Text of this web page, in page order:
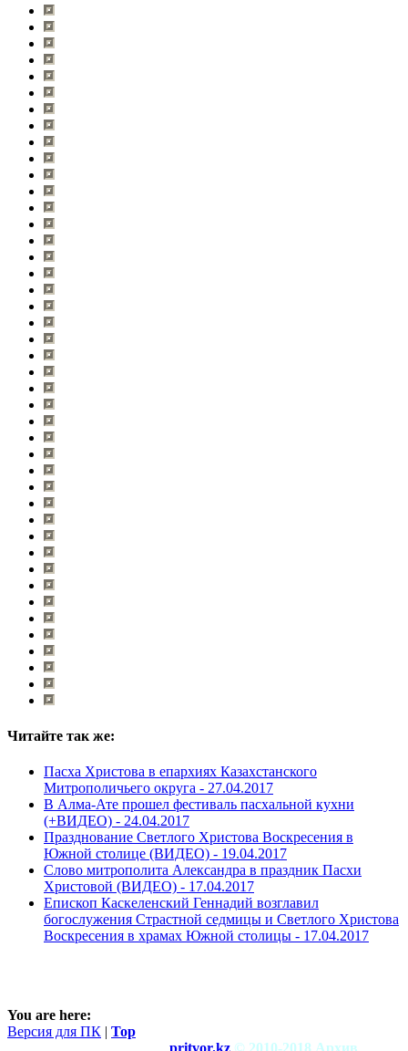
Читайте так же:
Пасха Христова в епархиях Казахстанского
Митрополичьего округа - 27.04.2017
В Алма-Ате прошел фестиваль пасхальной кухни
(+ВИДЕО) - 24.04.2017
Празднование Светлого Христова Воскресения в
Южной столице (ВИДЕО) - 19.04.2017
Слово митрополита Александра в праздник Пасхи
Христовой (ВИДЕО) - 17.04.2017
Епископ Каскеленский Геннадий возглавил
богослужения Страстной седмицы и Светлого Христова
Воскресения в храмах Южной столицы - 17.04.2017
You are here:
Версия для ПК | Top